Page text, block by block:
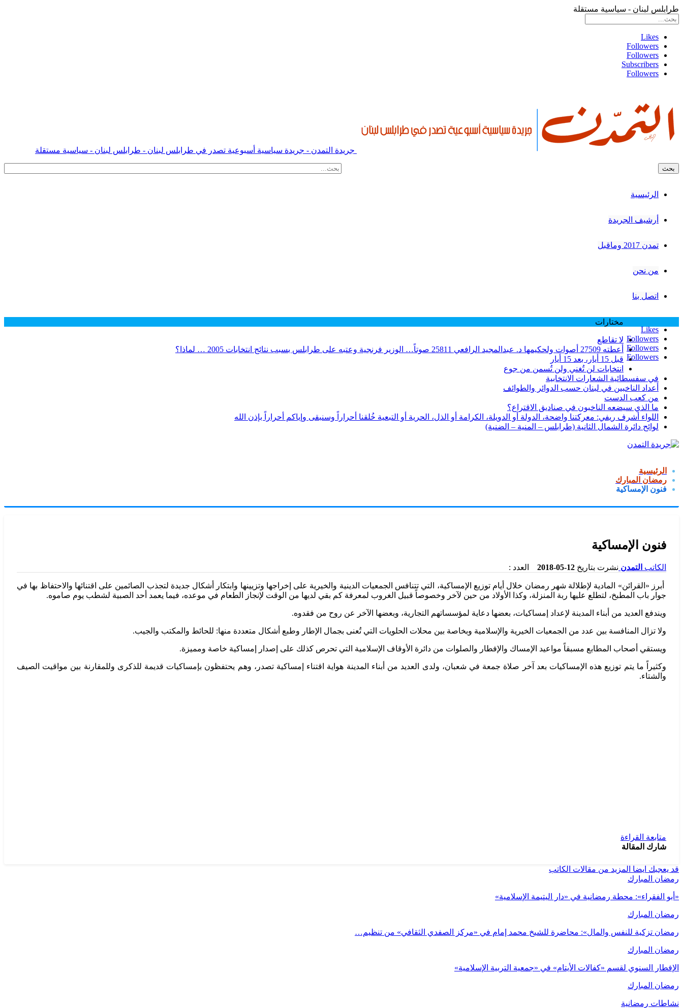
طرابلس لبنان - سياسية مستقلة
Likes
Followers
Followers
Subscribers
Followers
جريدة التمدن - جريدة سياسية أسبوعية تصدر في طرابلس لبنان - طرابلس لبنان - سياسية مستقلة
الرئيسية
أرشيف الجريدة
تمدن 2017 وماقبل
من نحن
اتصل بنا
Likes
Followers
Followers
Followers
مختارات
لا تقاطع
أعطته 27509 أصوات ولحكيمها د. عبدالمجيد الرافعي 25811 صوتاً… الوزير فرنجية وعتبه على طرابلس بسبب نتائج انتخابات 2005 … لماذا؟
قبل 15 أيار، بعد 15 أيار
انتخابات لن تُغني ولن تُسمن من جوع
في سفسطائية الشعارات الانتخابية
أعداد الناخبين في لبنان حسب الدوائر والطوائف
من كعب الدست
ما الذي سيضعه الناخبون في صناديق الاقتراع؟
اللواء أشرف ريفي: معركتنا واضحة، الدولة أو الدويلة، الكرامة أو الذل، الحرية أو التبعية خُلقنا أحراراً وسنبقى وإياكم أحراراً بإذن الله
لوائح دائرة الشمال الثانية (طرابلس – المنية – الضنية)
الرئيسية
رمضان المبارك
فنون الإمساكية
فنون الإمساكية
الكاتب التمدن نشرت بتاريخ 12-05-2018 العدد :
أبرز «القرائن» المادية لإطلالة شهر رمضان خلال أيام توزيع الإمساكية، التي تتنافس الجمعيات الدينية والخيرية على إخراجها وتزيينها وابتكار أشكال جديدة لتجذب الصائمين على اقتنائها والاحتفاظ بها في
جوار باب المطبخ، لتطلع عليها ربة المنزلة، وكذا الأولاد من حين لآخر وخصوصاً قبيل الغروب لمعرفة كم بقي لديها من الوقت لإنجاز الطعام في موعده، فيما يعمد أحد الصبية لشطب يوم صاموه.
ويندفع العديد من أبناء المدينة لإعداد إمساكيات، بعضها دعاية لمؤسساتهم التجارية، وبعضها الآخر عن روح من فقدوه.
ولا تزال المنافسة بين عدد من الجمعيات الخيرية والإسلامية وبخاصة بين محلات الحلويات التي تُعنى بجمال الإطار وطبع أشكال متعددة منها: للحائط والمكتب والجيب.
ويستقي أصحاب المطابع مسبقاً مواعيد الإمساك والإفطار والصلوات من دائرة الأوقاف الإسلامية التي تحرص كذلك على إصدار إمساكية خاصة ومميزة.
وكثيراً ما يتم توزيع هذه الإمساكيات بعد آخر صلاة جمعة في شعبان، ولدى العديد من أبناء المدينة هواية اقتناء إمساكية تصدر، وهم يحتفظون بإمساكيات قديمة للذكرى وللمقارنة بين مواقيت الصيف
والشتاء.
متابعة القراءة
شارك المقالة
قد يعجبك ايضا المزيد من مقالات الكاتب
رمضان المبارك
«أبو الفقراء»: محطة رمضانية في «دار اليتيمة الإسلامية»
رمضان المبارك
رمضان تزكية للنفس والمال»: محاضرة للشيخ محمد إمام في «مركز الصفدي الثقافي» من تنظيم…
رمضان المبارك
الإفطار السنوي لقسم «كفالات الأيتام» في «جمعية التربية الإسلامية»
رمضان المبارك
نشاطات رمضانية